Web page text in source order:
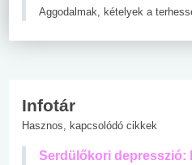
Aggodalmak, kételyek a
Infotár
Hasznos, kapcsolódó cikkek
Serdülőkori depresszió: